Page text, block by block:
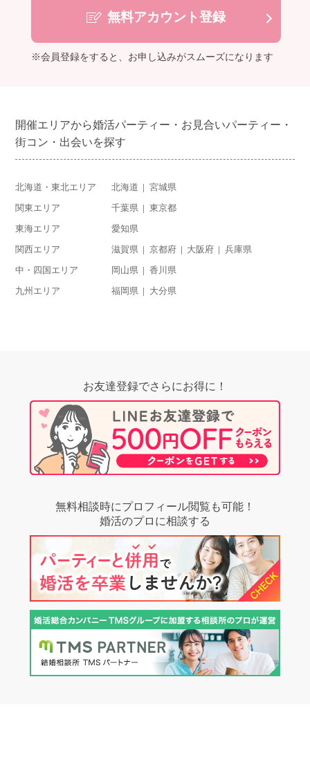
無料アカウント登録
※会員登録をすると、お申し込みがスムーズになります
開催エリアから婚活パーティー・お見合いパーティー・
街コン・出会いを探す
北海道・東北エリア 北海道 宮城県
関東エリア 千葉県 東京都
東海エリア 愛知県
関西エリア 滋賀県 京都府 大阪府 兵庫県
中・四国エリア 岡山県 香川県
九州エリア 福岡県 大分県
お友達登録でさらにお得に！
無料相談時にプロフィール閲覧も可能！
婚活のプロに相談する